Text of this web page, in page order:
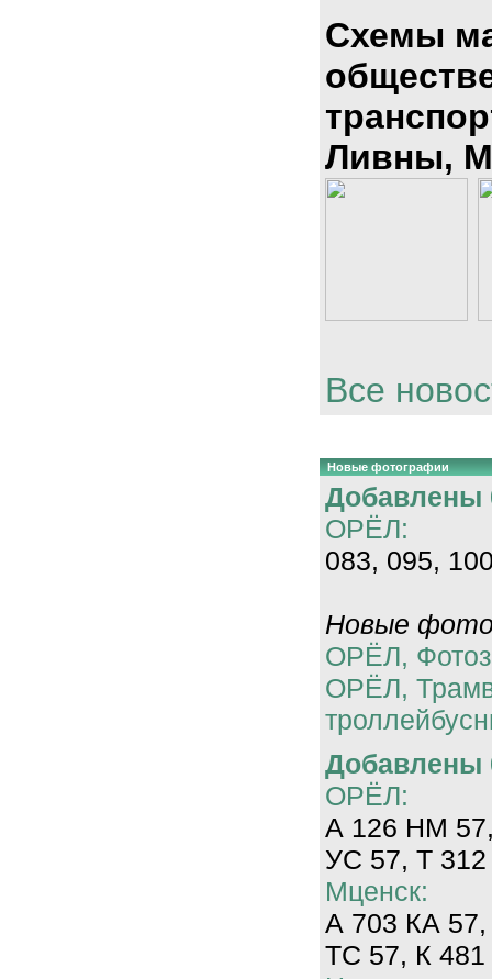
Схемы
Ливны,
Все
Новые фотографии
Добавлены
ОРЁЛ:
083, 095,
Новые
ОРЁЛ,
ОРЁЛ,
Добавлены
ОРЁЛ:
А 126 НМ
УС 57, Т
Мценск:
А 703 КА
ТС 57, К